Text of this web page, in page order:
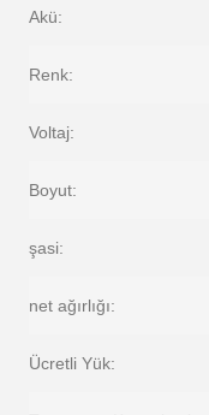
Akü:
Renk:
Voltaj:
Boyut:
şasi:
net ağırlığı:
Ücretli Yük: